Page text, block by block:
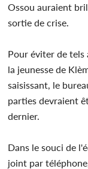
Ossou auraient
sortie de crise.
Pour éviter de tels
la jeunesse de
saisissant, le
parties devraient
dernier.
Dans le souci de
joint par téléphone,